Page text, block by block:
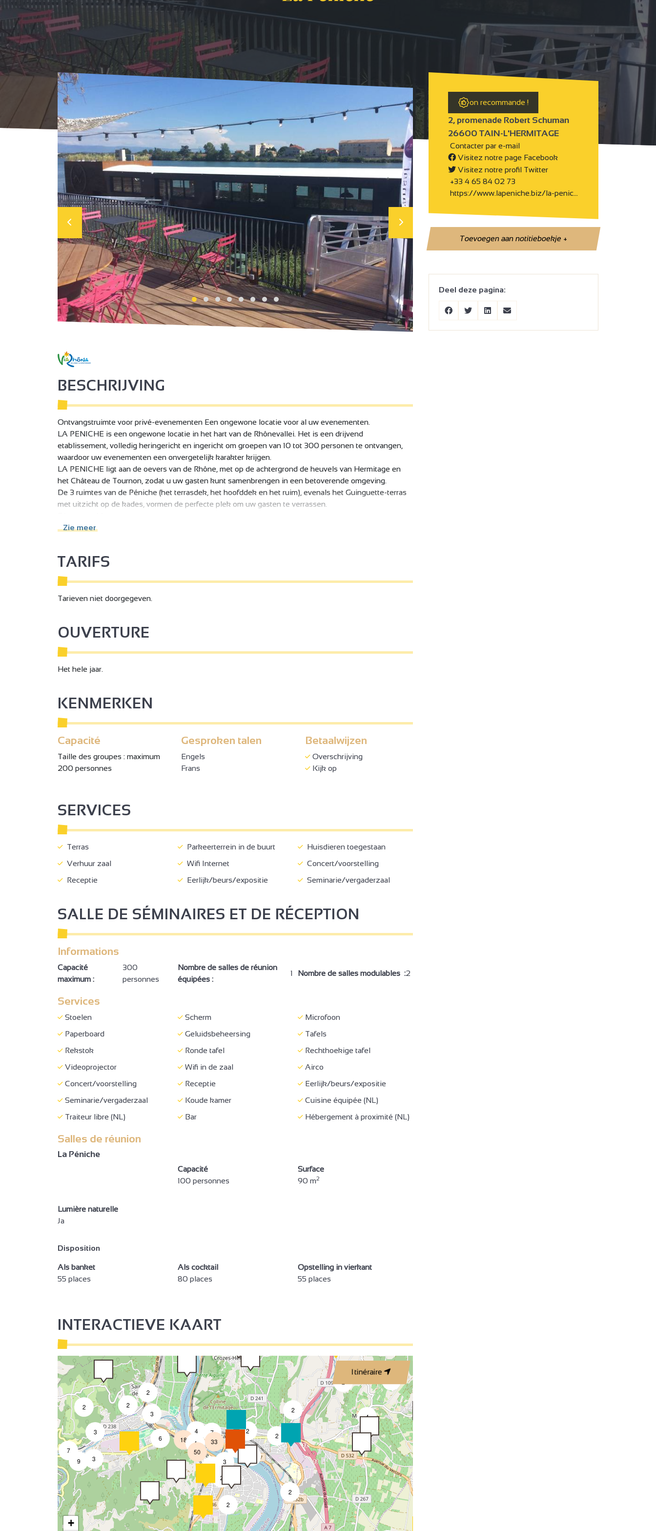
on recommande !
2, promenade Robert Schuman
26600 TAIN-L'HERMITAGE
Contacter par e-mail
Visitez notre page Facebook
Visitez notre profil Twitter
+33 4 65 84 02 73
https://www.lapeniche.biz/la-penic…
Toevoegen aan notitieboekje+
Deel deze pagina:
BESCHRIJVING
Ontvangstruimte voor privé-evenementen Een ongewone locatie voor al uw evenementen.
LA PENICHE is een ongewone locatie in het hart van de Rhônevallei. Het is een drijvend
etablissement, volledig heringericht en ingericht om groepen van 10 tot 300 personen te ontvangen,
waardoor uw evenementen een onvergetelijk karakter krijgen.
LA PENICHE ligt aan de oevers van de Rhône, met op de achtergrond de heuvels van Hermitage en
het Château de Tournon, zodat u uw gasten kunt samenbrengen in een betoverende omgeving.
De 3 ruimtes van de Péniche (het terrasdek, het hoofddek en het ruim), evenals het Guinguette-terras
met uitzicht op de kades, vormen de perfecte plek om uw gasten te verrassen.
LA PENICHE biedt de mogelijkheid om de locatie te privatiseren voor zakelijke en privé-
privéverkoop, vernissages, cocktailparty's, bedrijfsavonden, bruiloften, privéfeesten...
Zie meer
TARIFS
Tarieven niet doorgegeven.
OUVERTURE
Het hele jaar.
KENMERKEN
Capacité
Taille des groupes : maximum
200 personnes
Gesproken talen
Engels
Frans
Betaalwijzen
Overschrijving
Kijk op
SERVICES
Terras Parkeerterrein in de buurt
Huisdieren toegestaan
Verhuur zaal
Wifi Internet
Concert/voorstelling
Receptie
Eerlijk/beurs/expositie Seminarie/vergaderzaal
SALLE DE SÉMINAIRES ET DE RÉCEPTION
Informations
Capacité
maximum :
300
personnes
Nombre de salles de réunion
équipées :
1 Nombre de salles modulables :2
Services
Stoelen Scherm
Microfoon
Paperboard
Geluidsbeheersing
Tafels
Rekstok
Ronde tafel
Rechthoekige tafel
Videoprojector
Wifi in de zaal
Airco
Concert/voorstelling
Receptie
Eerlijk/beurs/expositie
Seminarie/vergaderzaal
Koude kamer
Cuisine équipée (NL)
Traiteur libre (NL)
Bar Hébergement à proximité (NL)
Salles de réunion
La Péniche
Capacité
100 personnes
Surface
90 m2
Lumière naturelle
Ja
Disposition
Als banket
55 places
Als cocktail
80 places
Opstelling in vierkant
55 places
INTERACTIEVE KAART
Itinéraire
3
2
2
2
2
4
2
2
2
8
7
2
3
3
9
2
3
6
4
4
18
7
2
3
50
33
+